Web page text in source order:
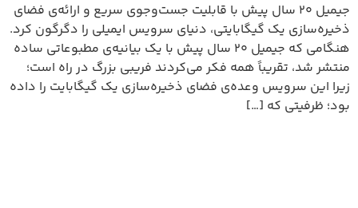
جیمیل ۲۰ سال پیش با قابلیت جست‌وجوی سریع و ارائه‌ی فضای
ذخیره‌سازی یک گیگابایتی، دنیای سرویس ایمیلی را دگرگون کرد.
هنگامی که جیمیل ۲۰ سال پیش با یک بیانیه‌ی مطبوعاتی ساده‌
منتشر شد، تقریباً همه فکر می‌کردند فریبی بزرگ در راه است؛
زیرا این سرویس وعده‌ی فضای ذخیره‌سازی یک گیگابایت را داده
بود؛ ظرفیتی که […]